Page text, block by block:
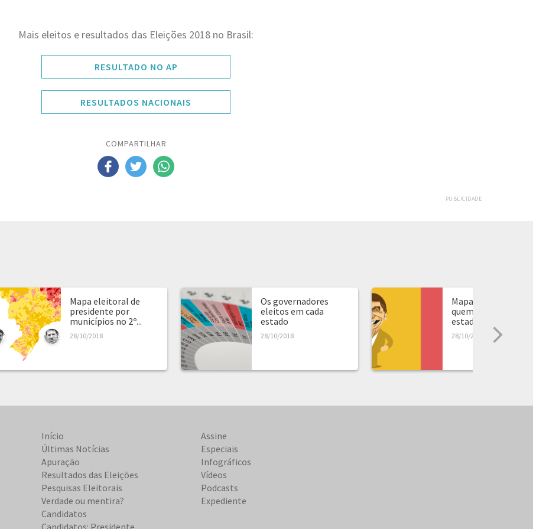
Mais eleitos e resultados das Eleições 2018 no Brasil:
RESULTADO NO AP
RESULTADOS NACIONAIS
COMPARTILHAR
PUBLICIDADE
Mapa eleitoral de
presidente por
municípios no 2º...
28/10/2018
Os governadores
eleitos em cada
estado
28/10/2018
Mapa de presidente:
quem ganhou em
estado...
28/10/2018
Início
Últimas Notícias
Apuração
Resultados das Eleições
Pesquisas Eleitorais
Verdade ou mentira?
Candidatos
Candidatos: Presidente
Assine
Especiais
Infográficos
Vídeos
Podcasts
Expediente